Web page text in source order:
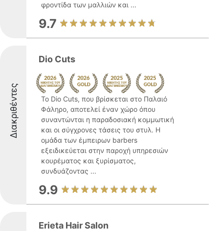
φροντίδα των μαλλιών και ...
9.7
Διακριθέντες
Dio Cuts
Το Dio Cuts, που βρίσκεται στο Παλαιό
Φάληρο, αποτελεί έναν χώρο όπου
συναντώνται η παραδοσιακή κομμωτική
και οι σύγχρονες τάσεις του στυλ. Η
ομάδα των έμπειρων barbers
εξειδικεύεται στην παροχή υπηρεσιών
κουρέματος και ξυρίσματος,
συνδυάζοντας ...
9.9
Erieta Hair Salon